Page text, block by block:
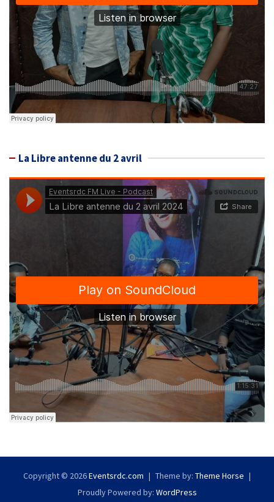
La Libre antenne du 2 avril
Copyright © 2026Eventsrdc.com Theme by: Theme Horse
Proudly Powered by: WordPress